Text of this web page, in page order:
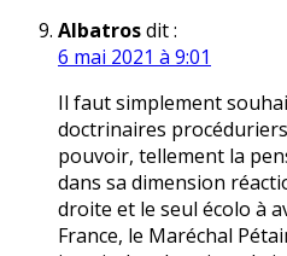
Albatrosdit :
6 mai 2021 à 9:01
Il faut simplement
doctrinaires
pouvoir, tellement la
dans sa dimension
droite et le seul écolo à
France, le Maréchal